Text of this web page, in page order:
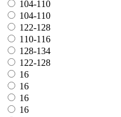
104-110
104-110
122-128
110-116
128-134
122-128
16
16
16
16